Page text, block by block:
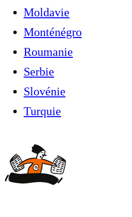
Moldavie
Monténégro
Roumanie
Serbie
Slovénie
Turquie